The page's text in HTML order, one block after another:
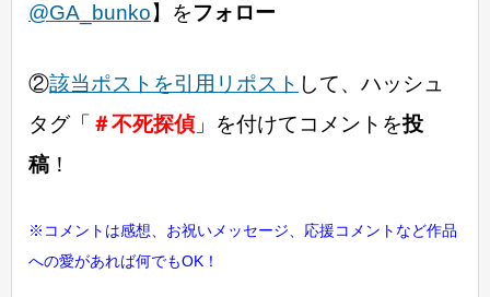
@GA_bunko】をフォロー
②該当ポストを引用リポスト して、ハッシュ
タグ「 ＃不死探偵」を付けてコメントを投
稿 ！
※コメントは感想、お祝いメッセージ、応援コメントなど作品
への愛があれば何でもOK！